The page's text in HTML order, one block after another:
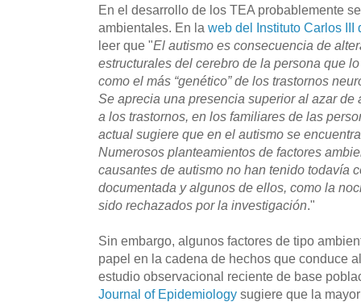
En el desarrollo de los TEA probablemente
ambientales. En la web del Instituto Carlos
leer que "El autismo es consecuencia de
estructurales del cerebro de la persona que
como el más “genético” de los trastornos
Se aprecia una presencia superior al azar de
a los trastornos, en los familiares de las
actual sugiere que en el autismo se
Numerosos planteamientos de factores
causantes de autismo no han tenido todavía
documentada y algunos de ellos, como la
sido rechazados por la investigación."
Sin embargo, algunos factores de tipo
papel en la cadena de hechos que conduce
estudio observacional reciente de base
Journal of Epidemiology sugiere que la